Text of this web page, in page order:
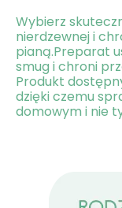
Wybierz
nierdzewnej i
pianą.Preparat
smug i chroni
Produkt
dzięki czemu
domowym i nie